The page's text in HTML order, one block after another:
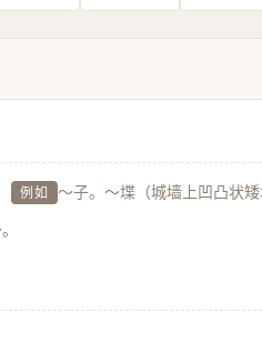
例如 ～子。～堞（城墙上凹凸状矮